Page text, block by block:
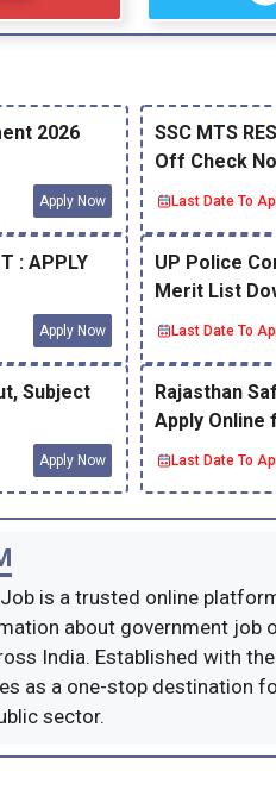
2026
Apply Now
SSC MTS
Off Check
Last Date To
: APPLY
Apply Now
UP Police
Merit List
Last Date To
Subject
Apply Now
Rajasthan
Apply Online
Last Date To
is a trusted online
about government job
India. Established with
as a one-stop destination
sector.